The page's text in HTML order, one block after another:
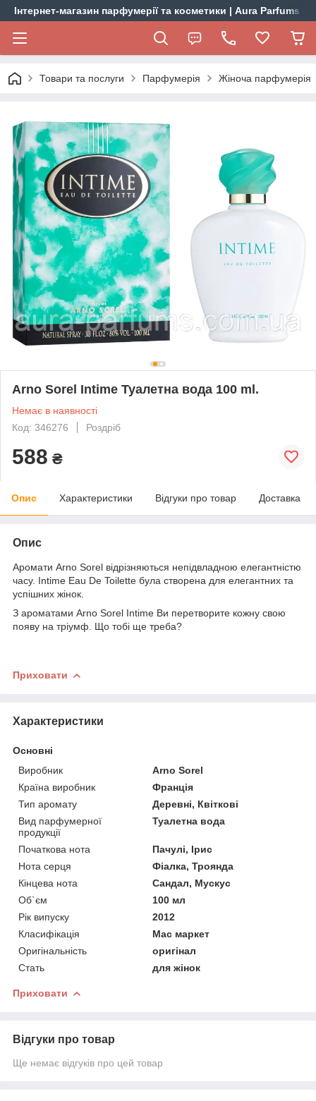
Інтернет-магазин парфумерії та косметики | Aura Parfums
Товари та послуги Парфумерія Жіноча парфумерія
Arno Sorel Intime Туалетна вода 100 ml.
Немає в наявності
Код: 346276
Роздріб
588 ₴
Опис Характеристики Відгуки про товар Доставка
Опис
Аромати Arno Sorel відрізняються непідвладною елегантністю
часу. Intime Eau De Toilette була створена для елегантних та
успішних жінок.
З ароматами Arno Sorel Intime Ви перетворите кожну свою
появу на тріумф. Що тобі ще треба?
Приховати
Характеристики
Основні
Виробник
Arno Sorel
Країна виробник
Франція
Тип аромату
Деревні, Квіткові
Вид парфумерної
продукції
Туалетна вода
Початкова нота
Пачулі, Ірис
Нота серця
Фіалка, Троянда
Кінцева нота
Сандал, Мускус
Об`єм
100 мл
Рік випуску
2012
Класифікація
Мас маркет
Оригінальність
оригінал
Стать
для жінок
Приховати
Відгуки про товар
Ще немає відгуків про цей товар